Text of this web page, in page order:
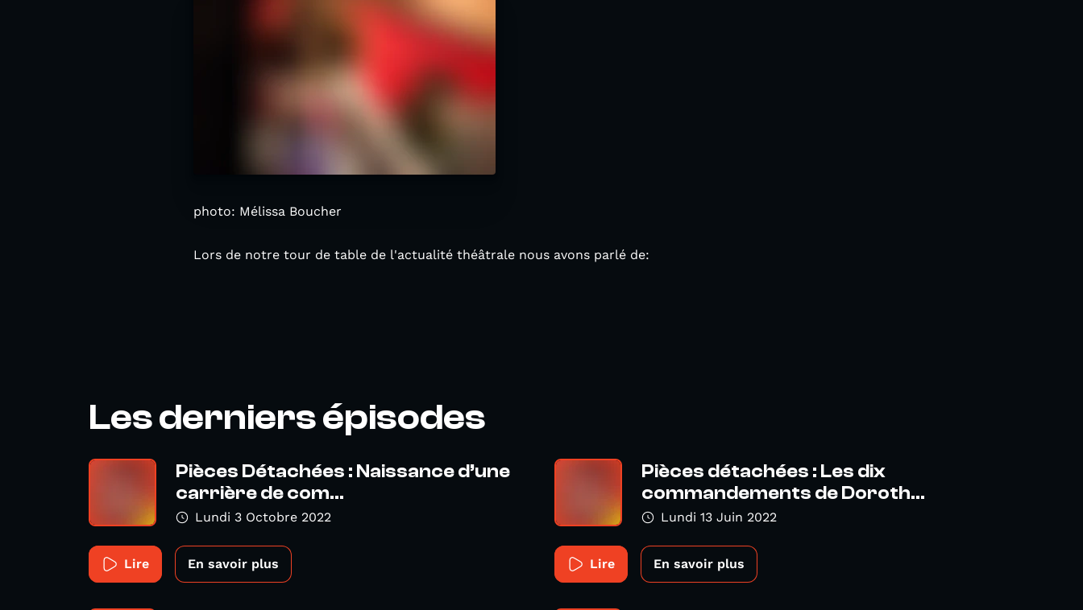
photo: Mélissa Boucher
Lors de notre tour de table de l'actualité théâtrale nous avons parlé de:
Les derniers épisodes
Pièces Détachées : Naissance d’une
carrière de com...
Lundi 3 Octobre 2022
Lire En savoir plus
Pièces détachées : Les dix
commandements de Doroth...
Lundi 13 Juin 2022
Lire En savoir plus